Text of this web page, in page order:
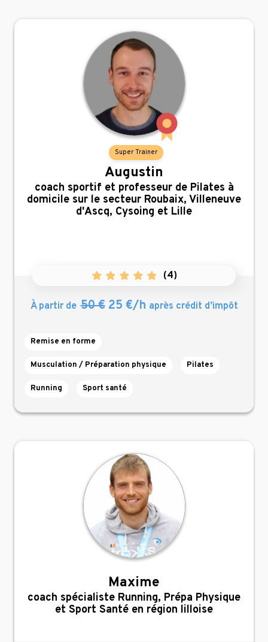
Super Trainer
Augustin
,
coach sportif et professeur de Pilates à
domicile sur le secteur Roubaix, Villeneuve
d'Ascq, Cysoing et Lille
(4)
À partir de 50 €25 €/h après crédit d’impôt
Remise en forme
Musculation / Préparation physique Pilates
Running Sport santé
Maxime
,
coach spécialiste Running, Prépa Physique
et Sport Santé en région lilloise